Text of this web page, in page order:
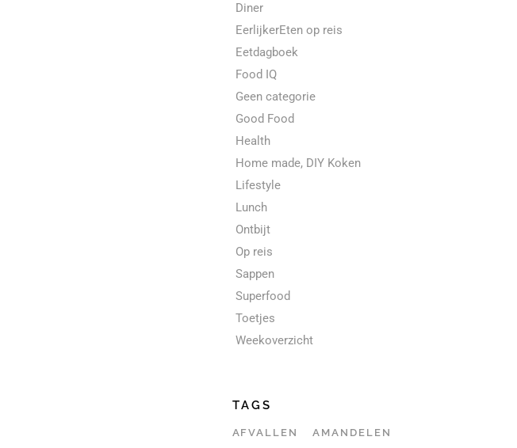
Diner
EerlijkerEten op reis
Eetdagboek
Food IQ
Geen categorie
Good Food
Health
Home made, DIY Koken
Lifestyle
Lunch
Ontbijt
Op reis
Sappen
Superfood
Toetjes
Weekoverzicht
TAGS
AFVALLEN AMANDELEN